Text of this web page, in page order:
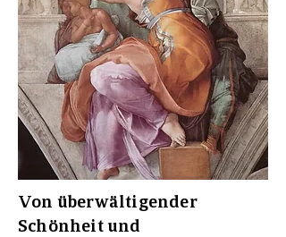
Von überwältigender
Schönheit und